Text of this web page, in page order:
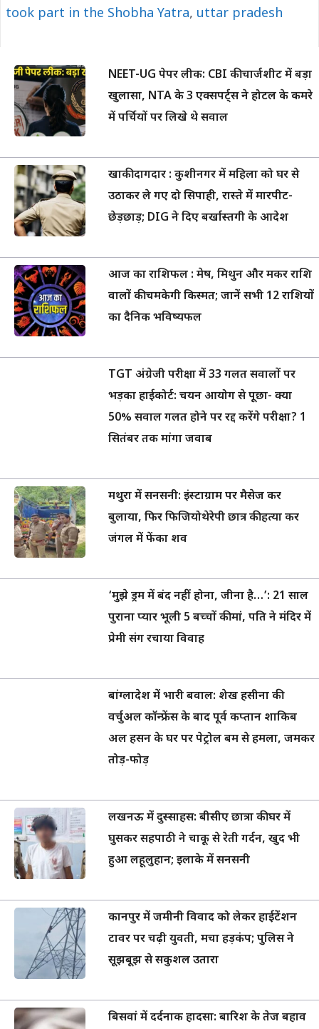
took part in the Shobha Yatra, uttar pradesh
NEET-UG पेपर लीक: CBI की चार्जशीट में बड़ा
खुलासा, NTA के 3 एक्सपर्ट्स ने होटल के कमरे
में पर्चियों पर लिखे थे सवाल
खाकी दागदार : कुशीनगर में महिला को घर से
उठाकर ले गए दो सिपाही, रास्ते में मारपीट-
छेड़छाड़; DIG ने दिए बर्खास्तगी के आदेश
आज का राशिफल : मेष, मिथुन और मकर राशि
वालों की चमकेगी किस्मत; जानें सभी 12 राशियों
का दैनिक भविष्यफल
TGT अंग्रेजी परीक्षा में 33 गलत सवालों पर
भड़का हाईकोर्ट: चयन आयोग से पूछा- क्या
50% सवाल गलत होने पर रद्द करेंगे परीक्षा? 1
सितंबर तक मांगा जवाब
मथुरा में सनसनी: इंस्टाग्राम पर मैसेज कर
बुलाया, फिर फिजियोथेरेपी छात्र की हत्या कर
जंगल में फेंका शव
‘मुझे ड्रम में बंद नहीं होना, जीना है…’: 21 साल
पुराना प्यार भूली 5 बच्चों की मां, पति ने मंदिर में
प्रेमी संग रचाया विवाह
बांग्लादेश में भारी बवाल: शेख हसीना की
वर्चुअल कॉन्फ्रेंस के बाद पूर्व कप्तान शाकिब
अल हसन के घर पर पेट्रोल बम से हमला, जमकर
तोड़-फोड़
लखनऊ में दुस्साहस: बीसीए छात्रा की घर में
घुसकर सहपाठी ने चाकू से रेती गर्दन, खुद भी
हुआ लहूलुहान; इलाके में सनसनी
कानपुर में जमीनी विवाद को लेकर हाईटेंशन
टावर पर चढ़ी युवती, मचा हड़कंप; पुलिस ने
सूझबूझ से सकुशल उतारा
बिसवां में दर्दनाक हादसा: बारिश के तेज बहाव